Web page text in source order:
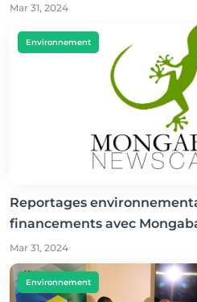
Mar 31, 2024
Environnement
Reportages
financements avec
Mar 31, 2024
Environnement